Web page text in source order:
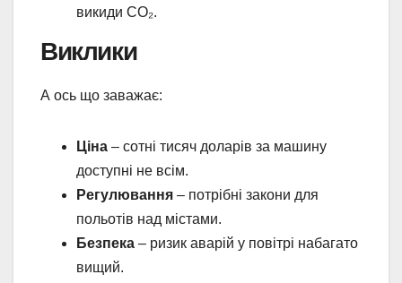
викиди CO₂.
Виклики
А ось що заважає:
Ціна – сотні тисяч доларів за машину
доступні не всім.
Регулювання – потрібні закони для
польотів над містами.
Безпека – ризик аварій у повітрі набагато
вищий.